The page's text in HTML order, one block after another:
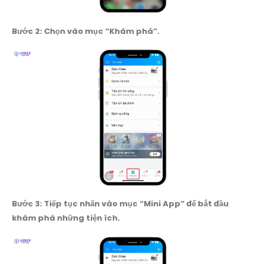
Bước 2: Chọn vào mục “Khám phá”.
Bước 3: Tiếp tục nhấn vào mục “Mini App” để bắt đầu
khám phá những tiện ích.